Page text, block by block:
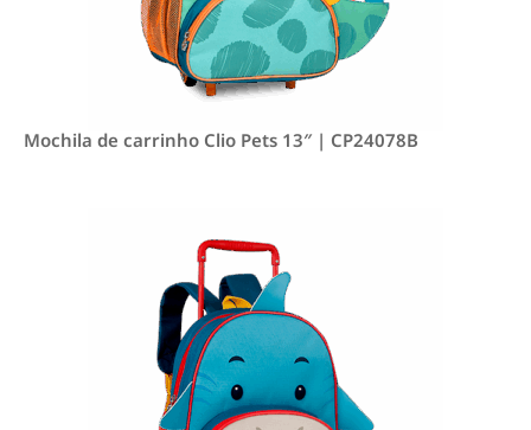
Mochila de carrinho Clio Pets 13″ | CP24078B